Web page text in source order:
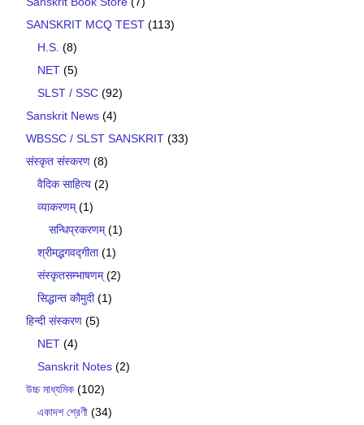
SANSKRIT MCQ TEST (113)
H.S. (8)
NET (5)
SLST / SSC (92)
Sanskrit News (4)
WBSSC / SLST SANSKRIT (33)
संस्कृत संस्करण (8)
वैदिक साहित्य (2)
व्याकरणम्(1)
सन्धिप्रकरणम्(1)
श्रीमद्भगवद्गीता(1)
संस्कृतसम्भाषणम्(2)
सिद्धान्त कौमुदी(1)
हिन्दी संस्करण (5)
NET (4)
Sanskrit Notes (2)
উচ্চ মাধ্যমিক (102)
একাদশ শ্রেণী (34)